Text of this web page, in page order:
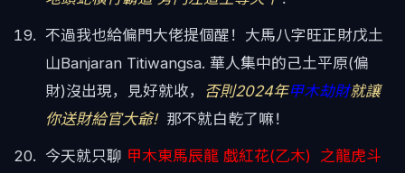
不過我也給偏門大佬提個醒！大馬八字旺正財戊土
山Banjaran Titiwangsa. 華人集中的己土平原(偏
財)沒出現，見好就收， 否則2024年甲木劫財就讓
你送財給官大爺! 那不就白乾了嘛！
今天就只聊 甲木東馬辰龍 戯紅花(乙木) 之龍虎斗